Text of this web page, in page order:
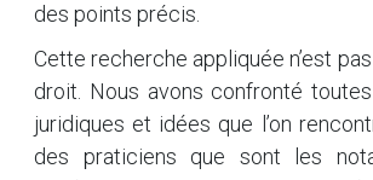
des points précis.
Cette recherche appliquée n’est
droit. Nous avons confronté
juridiques et idées que l’on
des praticiens que sont les